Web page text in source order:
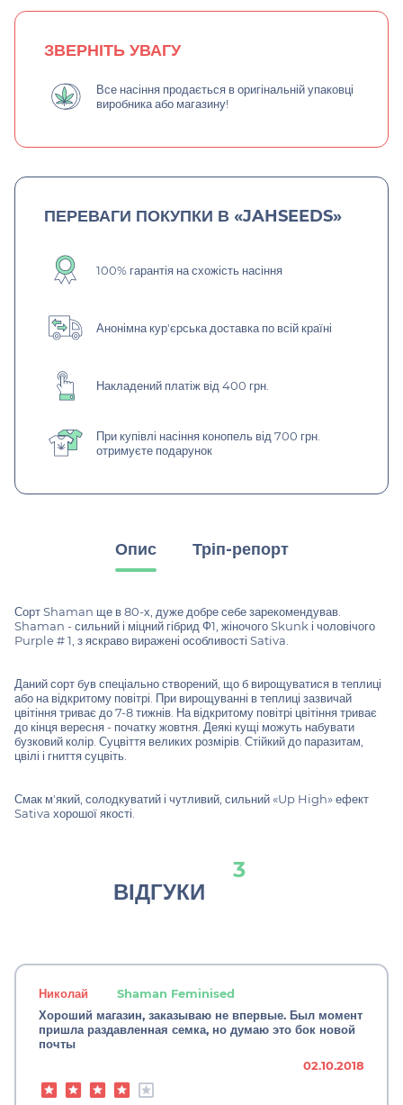
ЗВЕРНІТЬ УВАГУ
Все насіння продається в оригінальній упаковці
виробника або магазину!
ПЕРЕВАГИ ПОКУПКИ В «JAHSEEDS»
100% гарантія на схожість насіння
Анонімна кур'єрська доставка по всій країні
Накладений платіж від 400 грн.
При купівлі насіння конопель від 700 грн.
отримуєте подарунок
Опис Тріп-репорт
Сорт Shaman ще в 80-х, дуже добре себе зарекомендував.
Shaman - сильний і міцний гібрид Ф1, жіночого Skunk і чоловічого
Purple # 1, з яскраво виражені особливості Sativa.
Даний сорт був спеціально створений, що б вирощуватися в теплиці
або на відкритому повітрі. При вирощуванні в теплиці зазвичай
цвітіння триває до 7-8 тижнів. На відкритому повітрі цвітіння триває
до кінця вересня - початку жовтня. Деякі кущі можуть набувати
бузковий колір. Суцвіття великих розмірів. Стійкий до паразитам,
цвілі і гниття суцвіть.
Смак м'який, солодкуватий і чутливий, сильний «Up High» ефект
Sativa хорошої якості.
ВІДГУКИ
3
Николай
Shaman Feminised
Хороший магазин, заказываю не впервые. Был момент
пришла раздавленная семка, но думаю это бок новой
почты
02.10.2018